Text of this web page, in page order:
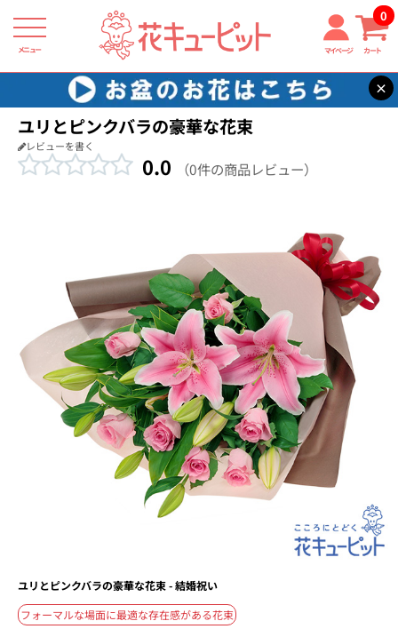
メニュー マイページ カート
0
×
花キューピット 結婚祝い 【結婚祝い】ユリとピンクバラの豪華な花束
ユリとピンクバラの豪華な花束
レビューを書く
0.0 （0件の商品レビュー）
ユリとピンクバラの豪華な花束 - 結婚祝い
フォーマルな場面に最適な存在感がある花束